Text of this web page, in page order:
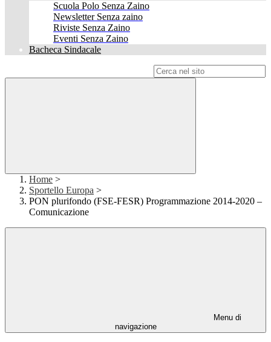
Scuola Polo Senza Zaino
Newsletter Senza zaino
Riviste Senza Zaino
Eventi Senza Zaino
Bacheca Sindacale
Home >
Sportello Europa >
PON plurifondo (FSE-FESR) Programmazione 2014-2020 –
Comunicazione
Menu di
navigazione